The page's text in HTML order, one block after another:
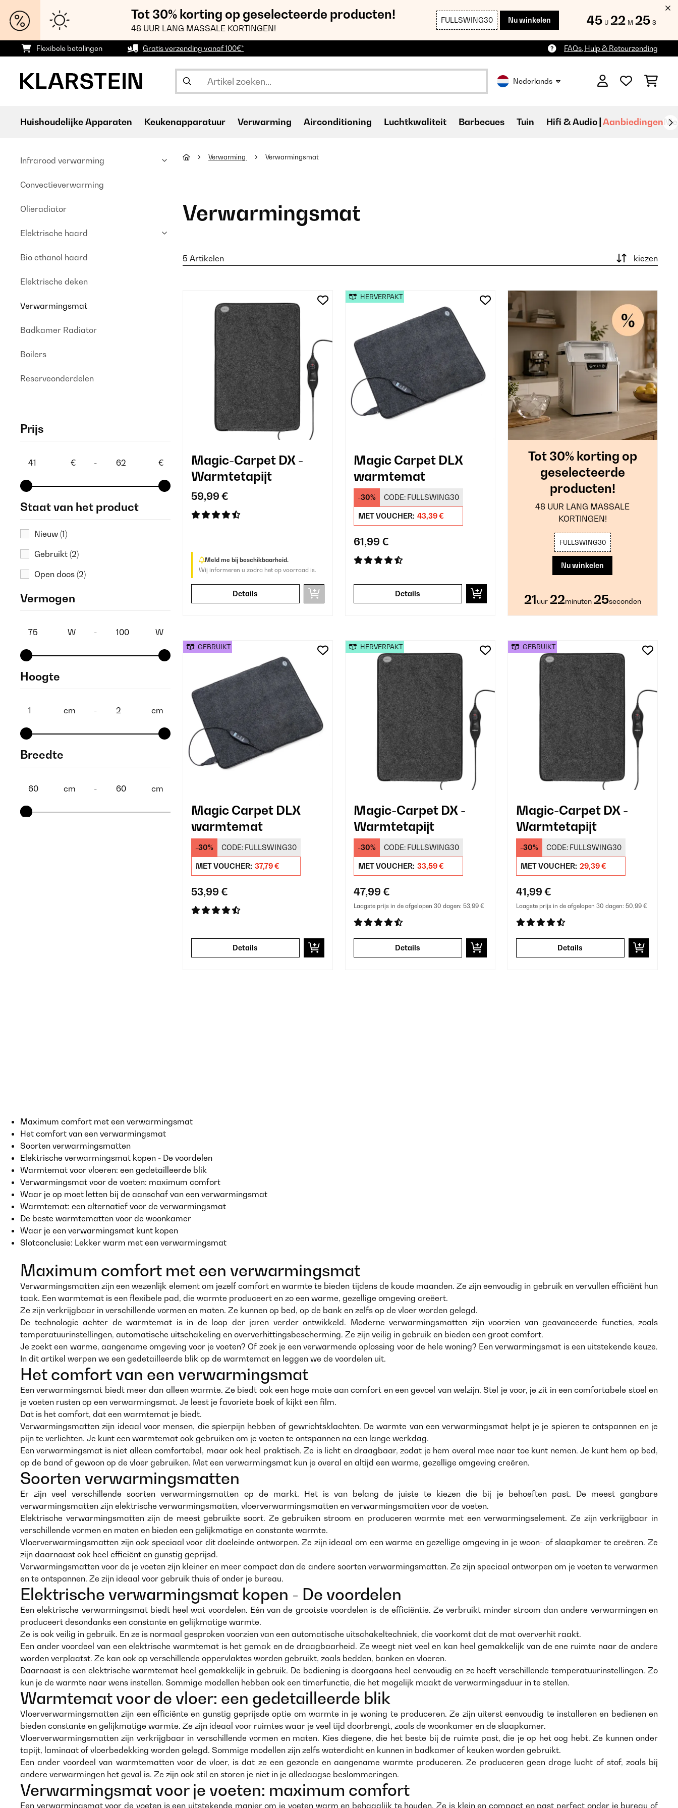
Tot 30% korting op geselecteerde producten!
48 UUR LANG MASSALE KORTINGEN!
FULLSWING30 Nu winkelen 45 U 22 M 24 S
Flexibele betalingen Gratis verzending vanaf 100€* FAQs, Hulp & Retourzending
Nederlands
Huishoudelijke Apparaten Keukenapparatuur Verwarming Airconditioning Luchtkwaliteit Barbecues Tuin Hifi & Audio Aanbiedingen
Infrarood verwarming
Convectieverwarming
Olieradiator
Elektrische haard
Bio ethanol haard
Elektrische deken
Verwarmingsmat
Badkamer Radiator
Boilers
Reserveonderdelen
Prijs
€ - €
Staat van het product
Nieuw (1)
Gebruikt (2)
Open doos (2)
Vermogen
W - W
Hoogte
cm - cm
Breedte
cm - cm
Verwarming Verwarmingsmat
Verwarmingsmat
5 Artikelen kiezen
Magic-Carpet DX -
Warmtetapijt
59,99 €
Meld me bij beschikbaarheid.
Wij informeren u zodra het op voorraad is.
Details
Magic Carpet DLX
warmtemat
-30% CODE: FULLSWING30
MET VOUCHER: 43,39 €
61,99 €
Details
HERVERPAKT
Tot 30% korting op
geselecteerde
producten!
48 UUR LANG MASSALE
KORTINGEN!
FULLSWING30
Nu winkelen
21uur 22minuten 24seconden
Magic Carpet DLX
warmtemat
-30% CODE: FULLSWING30
MET VOUCHER: 37,79 €
53,99 €
Details
GEBRUIKT
Magic-Carpet DX -
Warmtetapijt
-30% CODE: FULLSWING30
MET VOUCHER: 33,59 €
47,99 €
Laagste prijs in de afgelopen 30 dagen: 53,99 €
Details
HERVERPAKT
Magic-Carpet DX -
Warmtetapijt
-30% CODE: FULLSWING30
MET VOUCHER: 29,39 €
41,99 €
Laagste prijs in de afgelopen 30 dagen: 50,99 €
Details
GEBRUIKT
Maximum comfort met een verwarmingsmat
Het comfort van een verwarmingsmat
Soorten verwarmingsmatten
Elektrische verwarmingsmat kopen - De voordelen
Warmtemat voor vloeren: een gedetailleerde blik
Verwarmingsmat voor de voeten: maximum comfort
Waar je op moet letten bij de aanschaf van een verwarmingsmat
Warmtemat: een alternatief voor de verwarmingsmat
De beste warmtematten voor de woonkamer
Waar je een verwarmingsmat kunt kopen
Slotconclusie: Lekker warm met een verwarmingsmat
Maximum comfort met een verwarmingsmat
Verwarmingsmatten zijn een wezenlijk element om jezelf comfort en warmte te bieden tijdens de koude maanden. Ze zijn eenvoudig in gebruik en vervullen efficiënt hun
taak. Een warmtemat is een flexibele pad, die warmte produceert en zo een warme, gezellige omgeving creëert.
Ze zijn verkrijgbaar in verschillende vormen en maten. Ze kunnen op bed, op de bank en zelfs op de vloer worden gelegd.
De technologie achter de warmtemat is in de loop der jaren verder ontwikkeld. Moderne verwarmingsmatten zijn voorzien van geavanceerde functies, zoals
temperatuurinstellingen, automatische uitschakeling en oververhittingsbescherming. Ze zijn veilig in gebruik en bieden een groot comfort.
Je zoekt een warme, aangename omgeving voor je voeten? Of zoek je een verwarmende oplossing voor de hele woning? Een verwarmingsmat is een uitstekende keuze.
In dit artikel werpen we een gedetailleerde blik op de warmtemat en leggen we de voordelen uit.
Het comfort van een verwarmingsmat
Een verwarmingsmat biedt meer dan alleen warmte. Ze biedt ook een hoge mate aan comfort en een gevoel van welzijn. Stel je voor, je zit in een comfortabele stoel en
je voeten rusten op een verwarmingsmat. Je leest je favoriete boek of kijkt een film.
Dat is het comfort, dat een warmtemat je biedt.
Verwarmingsmatten zijn ideaal voor mensen, die spierpijn hebben of gewrichtsklachten. De warmte van een verwarmingsmat helpt je je spieren te ontspannen en je
pijn te verlichten. Je kunt een warmtemat ook gebruiken om je voeten te ontspannen na een lange werkdag.
Een verwarmingsmat is niet alleen comfortabel, maar ook heel praktisch. Ze is licht en draagbaar, zodat je hem overal mee naar toe kunt nemen. Je kunt hem op bed,
op de band of gewoon op de vloer gebruiken. Met een verwarmingsmat kun je overal en altijd een warme, gezellige omgeving creëren.
Soorten verwarmingsmatten
Er zijn veel verschillende soorten verwarmingsmatten op de markt. Het is van belang de juiste te kiezen die bij je behoeften past. De meest gangbare
verwarmingsmatten zijn elektrische verwarmingsmatten, vloerverwarmingsmatten en verwarmingsmatten voor de voeten.
Elektrische verwarmingsmatten zijn de meest gebruikte soort. Ze gebruiken stroom en produceren warmte met een verwarmingselement. Ze zijn verkrijgbaar in
verschillende vormen en maten en bieden een gelijkmatige en constante warmte.
Vloerverwarmingsmatten zijn ook speciaal voor dit doeleinde ontworpen. Ze zijn ideaal om een warme en gezellige omgeving in je woon- of slaapkamer te creëren. Ze
zijn daarnaast ook heel efficiënt en gunstig geprijsd.
Verwarmingsmatten voor de je voeten zijn kleiner en meer compact dan de andere soorten verwarmingsmatten. Ze zijn speciaal ontworpen om je voeten te verwarmen
en te ontspannen. Ze zijn ideaal voor gebruik thuis of onder je bureau.
Elektrische verwarmingsmat kopen - De voordelen
Een elektrische verwarmingsmat biedt heel wat voordelen. Eén van de grootste voordelen is de efficiëntie. Ze verbruikt minder stroom dan andere verwarmingen en
produceert desondanks een constante en gelijkmatige warmte.
Ze is ook veilig in gebruik. En ze is normaal gesproken voorzien van een automatische uitschakeltechniek, die voorkomt dat de mat oververhit raakt.
Een ander voordeel van een elektrische warmtemat is het gemak en de draagbaarheid. Ze weegt niet veel en kan heel gemakkelijk van de ene ruimte naar de andere
worden verplaatst. Ze kan ook op verschillende oppervlaktes worden gebruikt, zoals bedden, banken en vloeren.
Daarnaast is een elektrische warmtemat heel gemakkelijk in gebruik. De bediening is doorgaans heel eenvoudig en ze heeft verschillende temperatuurinstellingen. Zo
kun je de warmte naar wens instellen. Sommige modellen hebben ook een timerfunctie, die het mogelijk maakt de verwarmingsduur in te stellen.
Warmtemat voor de vloer: een gedetailleerde blik
Vloerverwarmingsmatten zijn een efficiënte en gunstig geprijsde optie om warmte in je woning te produceren. Ze zijn uiterst eenvoudig te installeren en bedienen en
bieden constante en gelijkmatige warmte. Ze zijn ideaal voor ruimtes waar je veel tijd doorbrengt, zoals de woonkamer en de slaapkamer.
Vloerverwarmingsmatten zijn verkrijgbaar in verschillende vormen en maten. Kies diegene, die het beste bij de ruimte past, die je op het oog hebt. Ze kunnen onder
tapijt, laminaat of vloerbedekking worden gelegd. Sommige modellen zijn zelfs waterdicht en kunnen in badkamer of keuken worden gebruikt.
Een ander voordeel van warmtematten voor de vloer, is dat ze een gezonde en aangename warmte produceren. Ze produceren geen droge lucht of stof, zoals bij
andere verwarmingen het geval is. Ze zijn ook stil en storen je niet in je alledaagse beslommeringen.
Verwarmingsmat voor je voeten: maximum comfort
Een verwarmingsmat voor de voeten is een uitstekende manier om je voeten warm en behaaglijk te houden. Ze is klein en compact en past perfect onder je bureau of